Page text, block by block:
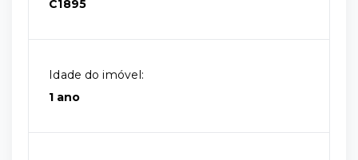
C1895
Idade do imóvel:
1 ano